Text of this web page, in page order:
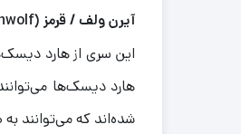
آیرن ولف / قرمز (
شده‌اند که می‌توانند به صورت ۷/۲۴ به فعالیتشان